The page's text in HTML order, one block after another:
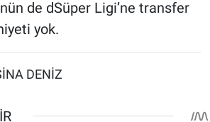
de dSüper Ligi’ne transfer
yok.
DENİZ